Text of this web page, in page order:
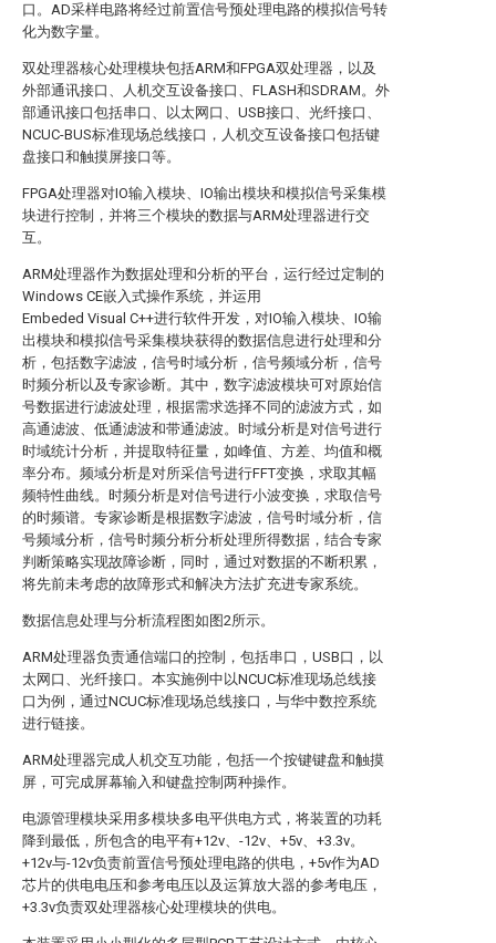
口。AD采样电路将经过前置信号预处理电路的模拟信号转
化为数字量。
双处理器核心处理模块包括ARM和FPGA双处理器，以及
外部通讯接口、人机交互设备接口、FLASH和SDRAM。外
部通讯接口包括串口、以太网口、USB接口、光纤接口、
NCUC-BUS标准现场总线接口，人机交互设备接口包括键
盘接口和触摸屏接口等。
FPGA处理器对IO输入模块、IO输出模块和模拟信号采集模
块进行控制，并将三个模块的数据与ARM处理器进行交
互。
ARM处理器作为数据处理和分析的平台，运行经过定制的
Windows CE嵌入式操作系统，并运用
Embeded Visual C++进行软件开发，对IO输入模块、IO输
出模块和模拟信号采集模块获得的数据信息进行处理和分
析，包括数字滤波，信号时域分析，信号频域分析，信号
时频分析以及专家诊断。其中，数字滤波模块可对原始信
号数据进行滤波处理，根据需求选择不同的滤波方式，如
高通滤波、低通滤波和带通滤波。时域分析是对信号进行
时域统计分析，并提取特征量，如峰值、方差、均值和概
率分布。频域分析是对所采信号进行FFT变换，求取其幅
频特性曲线。时频分析是对信号进行小波变换，求取信号
的时频谱。专家诊断是根据数字滤波，信号时域分析，信
号频域分析，信号时频分析分析处理所得数据，结合专家
判断策略实现故障诊断，同时，通过对数据的不断积累，
将先前未考虑的故障形式和解决方法扩充进专家系统。
数据信息处理与分析流程图如图2所示。
ARM处理器负责通信端口的控制，包括串口，USB口，以
太网口、光纤接口。本实施例中以NCUC标准现场总线接
口为例，通过NCUC标准现场总线接口，与华中数控系统
进行链接。
ARM处理器完成人机交互功能，包括一个按键键盘和触摸
屏，可完成屏幕输入和键盘控制两种操作。
电源管理模块采用多模块多电平供电方式，将装置的功耗
降到最低，所包含的电平有+12v、-12v、+5v、+3.3v。
+12v与-12v负责前置信号预处理电路的供电，+5v作为AD
芯片的供电电压和参考电压以及运算放大器的参考电压，
+3.3v负责双处理器核心处理模块的供电。